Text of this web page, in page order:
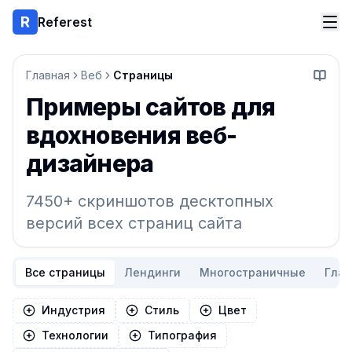
Referest
Главная Веб Страницы
Примеры сайтов для
вдохновения веб-
дизайнера
7450+ скриншотов десктопных
версий всех страниц сайта
Все страницы Лендинги Многостраничные
Индустрия Стиль
Цвет
Технологии
Типография